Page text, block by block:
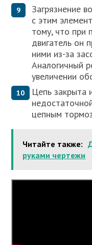
Загрязнение
с этим
тому, что при
двигатель он
ними из-за
Аналогичный
увеличении
Цепь закрыта
цепным
Читайте также:
руками чертежи